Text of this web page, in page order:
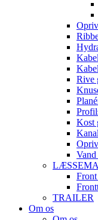
Rive
Kost
TRAILER
Om os